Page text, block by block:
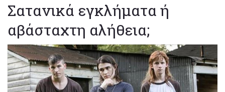
Σατανικά εγκλήματα ή
αβάσταχτη αλήθεια;